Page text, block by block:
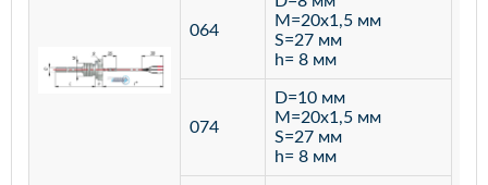
064
M=20х1,5 мм
S=27 мм
h= 8 мм
074
D=10 мм
M=20х1,5 мм
S=27 мм
h= 8 мм